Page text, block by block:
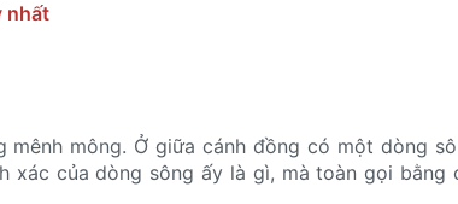
nhất
mênh mông. Ở giữa cánh đồng có một dòng
xác của dòng sông ấy là gì, mà toàn gọi bằng